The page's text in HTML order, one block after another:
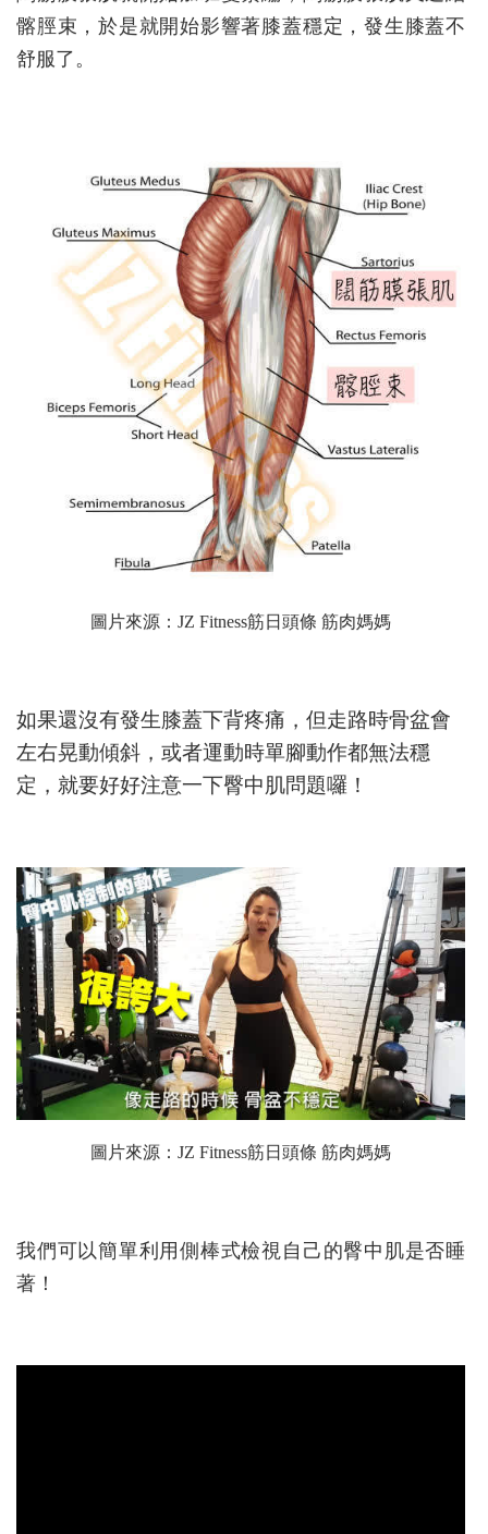
髂脛束，於是就開始影響著膝蓋穩定，發生膝蓋不
舒服了。
圖片來源：JZ Fitness筋日頭條 筋肉媽媽
如果還沒有發生膝蓋下背疼痛，但走路時骨盆會
左右晃動傾斜，或者運動時單腳動作都無法穩
定，就要好好注意一下臀中肌問題囉！
圖片來源：JZ Fitness筋日頭條 筋肉媽媽
我們可以簡單利用側棒式檢視自己的臀中肌是否睡
著！